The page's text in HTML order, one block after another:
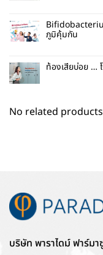
ภูมิคุ้มกัน
ท้องเสียบ่อย …
No related
บริษัท พาราไดม์ ฟาร์ม